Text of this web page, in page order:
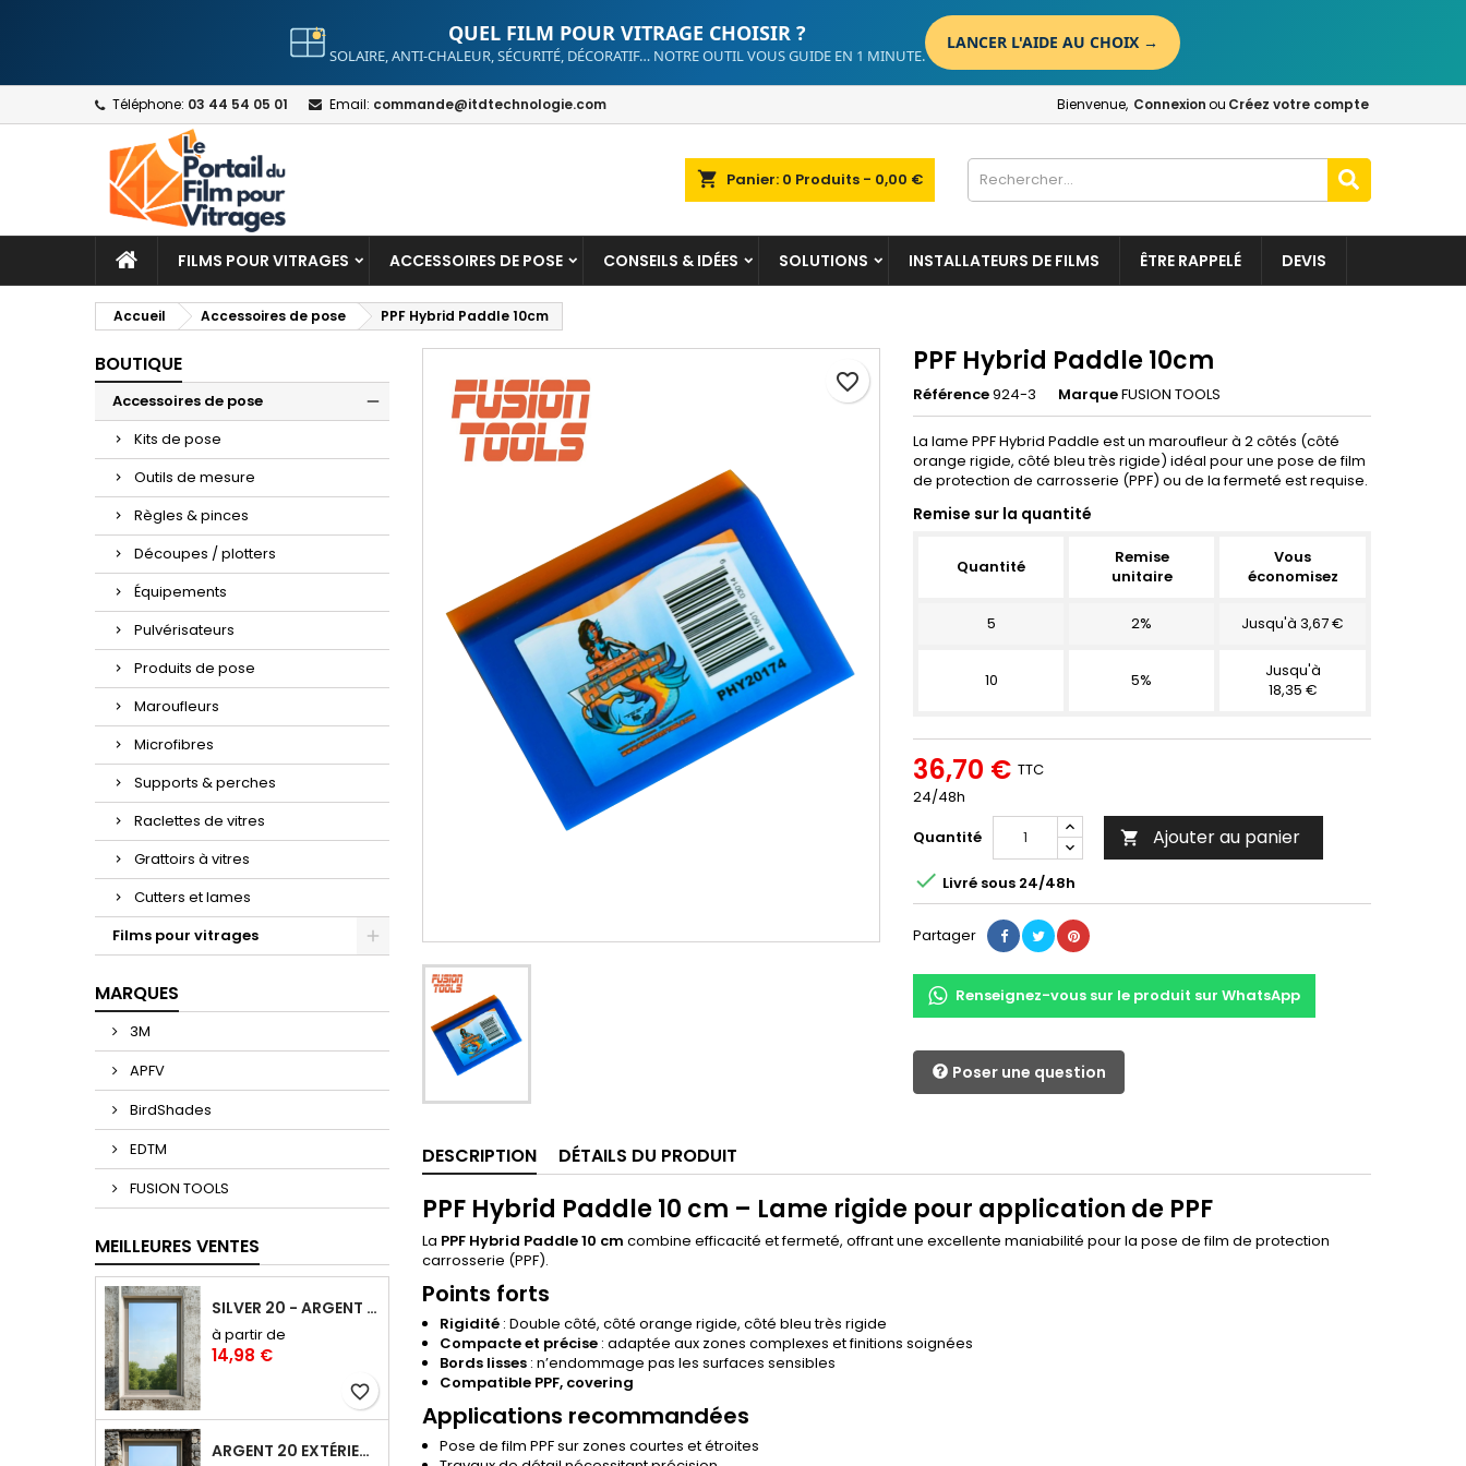
QUEL FILM POUR VITRAGE CHOISIR ?
SOLAIRE, ANTI-CHALEUR, SÉCURITÉ, DÉCORATIF… NOTRE OUTIL VOUS GUIDE EN 1 MINUTE.
LANCER L'AIDE AU CHOIX →
Téléphone: 03 44 54 05 01 Email: commande@itdtechnologie.com Bienvenue, Connexionou Créez votre compte
shopping_cart Panier: 0 Produits - 0,00 €
FILMS POUR VITRAGES ACCESSOIRES DE POSE CONSEILS & IDÉES SOLUTIONS INSTALLATEURS DE FILMS ÊTRE RAPPELÉ DEVIS
Accueil Accessoires de pose PPF Hybrid Paddle 10cm
BOUTIQUE
Accessoires de pose
Kits de pose
Outils de mesure
Règles & pinces
Découpes / plotters
Équipements
Pulvérisateurs
Produits de pose
Maroufleurs
Microfibres
Supports & perches
Raclettes de vitres
Grattoirs à vitres
Cutters et lames
Films pour vitrages
MARQUES
3M
APFV
BirdShades
EDTM
FUSION TOOLS
MEILLEURES VENTES
SILVER 20 - ARGENT 20 FILM ANTI-CHALEUR, ANTI ÉBLOUISSEMENT RÉFLÉCHISSANT SAINT-GOBAIN SOLAR GARD
à partir de
14,98 €
favorite_border
ARGENT 20 EXTÉRIEUR : FILM ANTI-CHALEUR ET ANTI-ÉBLOUISSEMENT POSE EXTÉRIEURE
PPF Hybrid Paddle 10cm
Référence924-3 MarqueFUSION TOOLS
La lame PPF Hybrid Paddle est un maroufleur à 2 côtés (côté
orange rigide, côté bleu très rigide) idéal pour une pose de film
de protection de carrosserie (PPF) ou de la fermeté est requise.
Remise sur la quantité
Quantité
Remise
unitaire
Vous
économisez
5 2% Jusqu'à 3,67 €
10 5%
Jusqu'à
18,35 €
36,70 € TTC
24/48h
Quantité
 Ajouter au panier
favorite_border
 Livré sous 24/48h
Partager
Renseignez-vous sur le produit sur WhatsApp
Poser une question
DESCRIPTION DÉTAILS DU PRODUIT
PPF Hybrid Paddle 10 cm – Lame rigide pour application de PPF
La PPF Hybrid Paddle 10 cm combine efficacité et fermeté, offrant une excellente maniabilité pour la pose de film de protection
carrosserie (PPF).
Points forts
Rigidité : Double côté, côté orange rigide, côté bleu très rigide
Compacte et précise : adaptée aux zones complexes et finitions soignées
Bords lisses : n’endommage pas les surfaces sensibles
Compatible PPF, covering
Applications recommandées
Pose de film PPF sur zones courtes et étroites
Add to wishlist ×
add_circle_outline Create new list
Create wishlist ×
Wishlist name
Cancel Create wishlist
Sign in ×
You need to be logged in to save products in your wishlist.
Cancel